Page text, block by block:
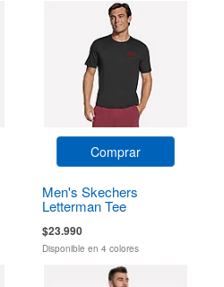
Comprar
Men's Skechers
Letterman Tee
$23.990
Disponible en 4 colores